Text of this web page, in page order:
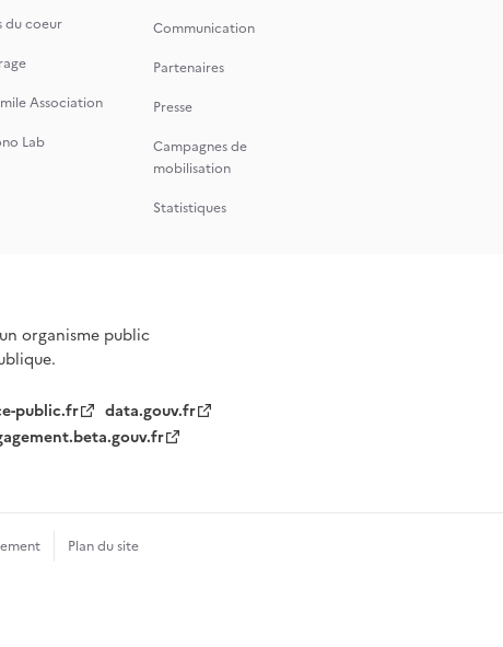
du coeur
Association
Lab
Communication
Partenaires
Presse
Campagnes de
mobilisation
Statistiques
organisme public
public.fr
data.gouv.fr
Plan du site